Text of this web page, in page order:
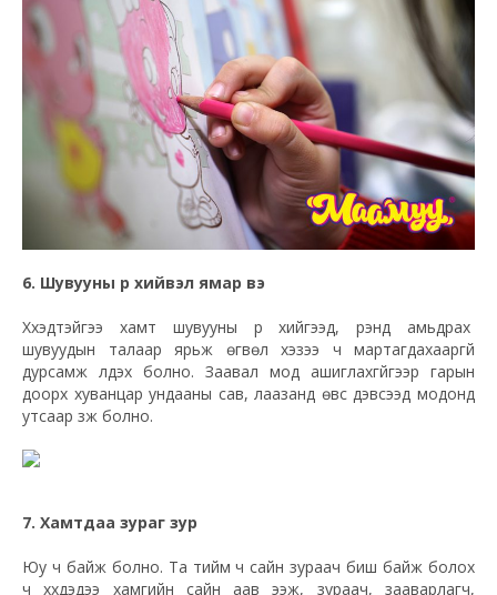
6. Шувууны үүр хийвэл ямар вэ
Хүүхэдтэйгээ хамт шувууны үүр хийгээд, үүрэнд амьдрах
шувуудын талаар ярьж өгвөл хэзээ ч мартагдахааргүй
дурсамж үлдэх болно. Заавал мод ашиглахгүйгээр гарын
доорх хуванцар ундааны сав, лаазанд өвс дэвсээд модонд
утсаар зүүж болно.
7. Хамтдаа зураг зур
Юу ч байж болно. Та тийм ч сайн зураач биш байж болох
ч хүүхдэдээ хамгийн сайн аав ээж, зураач, зааварлагч,